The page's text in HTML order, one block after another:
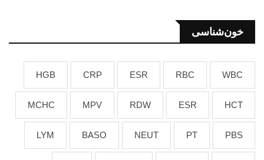
خون‌شناسی
WBC
RBC
ESR
CRP
HGB
HCT
ESR
RDW
MPV
MCHC
PBS
PT
NEUT
BASO
LYM